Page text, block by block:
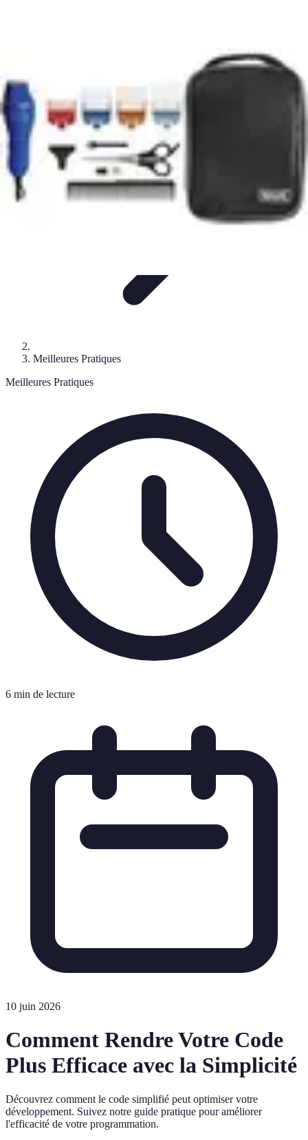
Meilleures Pratiques
Meilleures Pratiques
6 min de lecture
10 juin 2026
Comment Rendre Votre Code
Plus Efficace avec la Simplicité
Découvrez comment le code simplifié peut optimiser votre
développement. Suivez notre guide pratique pour améliorer
l'efficacité de votre programmation.